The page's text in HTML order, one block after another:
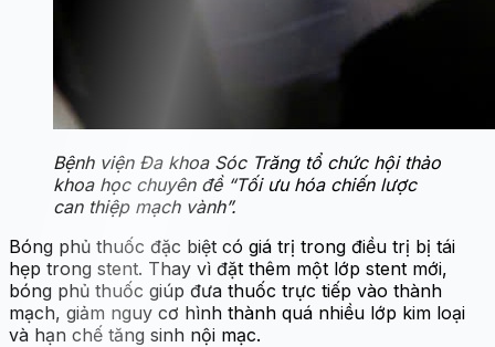
Bệnh viện Đa khoa Sóc Trăng tổ chức hội thảo
khoa học chuyên đề “Tối ưu hóa chiến lược
can thiệp mạch vành”.
Bóng phủ thuốc đặc biệt có giá trị trong điều trị bị tái
hẹp trong stent. Thay vì đặt thêm một lớp stent mới,
bóng phủ thuốc giúp đưa thuốc trực tiếp vào thành
mạch, giảm nguy cơ hình thành quá nhiều lớp kim loại
và hạn chế tăng sinh nội mạc.